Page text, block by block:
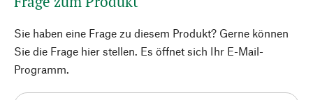
Sie haben eine Frage zu diesem Produkt? Gerne können
Sie die Frage hier stellen. Es öffnet sich Ihr E-Mail-
Programm.